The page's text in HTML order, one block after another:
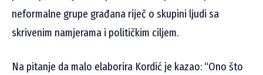
neformalne grupe građana riječ o skupini ljudi sa
skrivenim namjerama i političkim ciljem.
Na pitanje da malo elaborira Kordić je kazao: “Ono što